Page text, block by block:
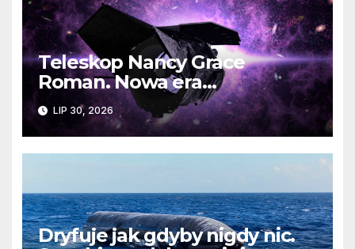
Teleskop Nancy Grace
Roman. Nowa era
kosmicznych odkryć już
wkrótce
LIP 30, 2026
Dryfuje jak gdyby nigdy nic.